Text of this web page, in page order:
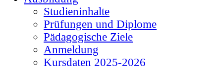
Studieninhalte
Prüfungen und Diplome
Pädagogische Ziele
Anmeldung
Kursdaten 2025-2026